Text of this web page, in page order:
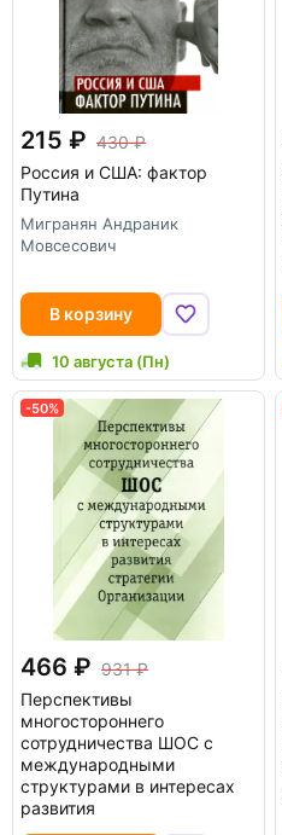
215
430
Россия и США: фактор
Путина
Мигранян Андраник
Мовсесович
В корзину
10 августа (Пн)
-50%
466
931
Перспективы
многостороннего
сотрудничества ШОС с
международными
структурами в интересах
развития